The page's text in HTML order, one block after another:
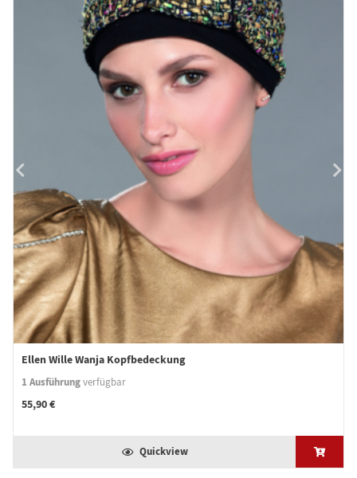
Ellen Wille Wanja Kopfbedeckung
1 Ausführungverfügbar
55,90 €
Quickview